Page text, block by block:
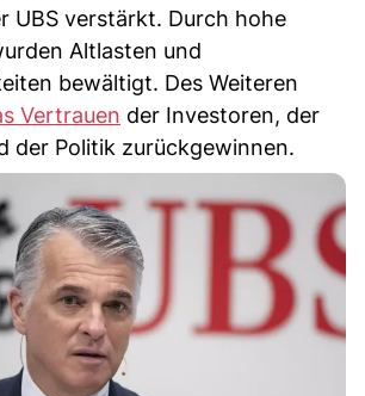
UBS verstärkt. Durch hohe
Altlasten und
bewältigt. Des Weiteren
Vertrauen der Investoren, der
der Politik zurückgewinnen.